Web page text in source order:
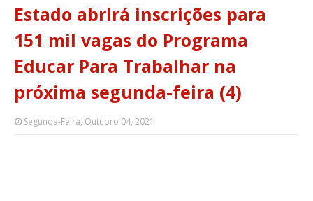
Estado abrirá inscrições para
151 mil vagas do Programa
Educar Para Trabalhar na
próxima segunda-feira (4)
Segunda-Feira, Outubro 04, 2021